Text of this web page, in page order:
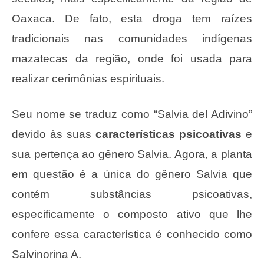
Oaxaca. De fato, esta droga tem raízes
tradicionais nas comunidades indígenas
mazatecas da região, onde foi usada para
realizar cerimônias espirituais.
Seu nome se traduz como “Salvia del Adivino”
devido às suas características psicoativas e
sua pertença ao gênero Salvia. Agora, a planta
em questão é a única do gênero Salvia que
contém substâncias psicoativas,
especificamente o composto ativo que lhe
confere essa característica é conhecido como
Salvinorina A.